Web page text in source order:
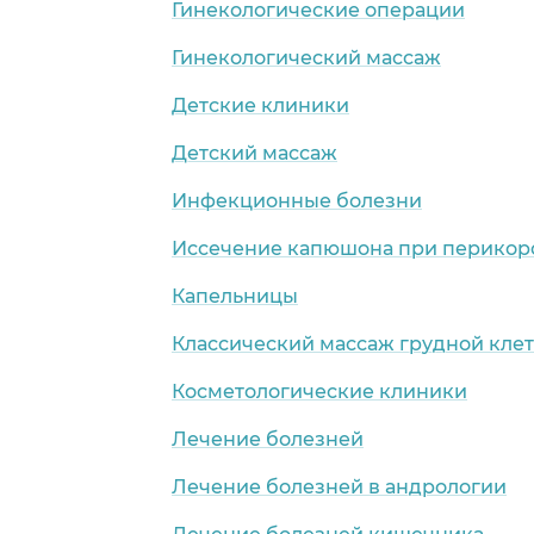
Гинекологические операции
Гинекологический массаж
Детские клиники
Детский массаж
Инфекционные болезни
Иссечение капюшона при
Капельницы
Классический массаж грудной
Косметологические клиники
Лечение болезней
Лечение болезней в андрологии